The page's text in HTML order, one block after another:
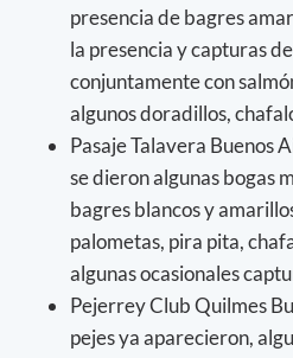
presencia de bagres
la presencia y capturas
conjuntamente con
algunos doradillos,
Pasaje Talavera Buenos
se dieron algunas bogas
bagres blancos y
palometas, pira pita,
algunas ocasionales
Pejerrey Club Quilmes
pejes ya aparecieron,